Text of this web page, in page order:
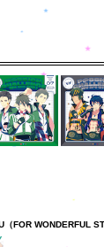
FOR WONDERFUL